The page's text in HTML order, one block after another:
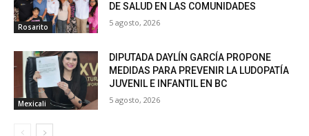
Rosarito
DE SALUD EN LAS COMUNIDADES
5 agosto, 2026
Mexicali
DIPUTADA DAYLÍN GARCÍA PROPONE
MEDIDAS PARA PREVENIR LA LUDOPATÍA
JUVENIL E INFANTIL EN BC
5 agosto, 2026